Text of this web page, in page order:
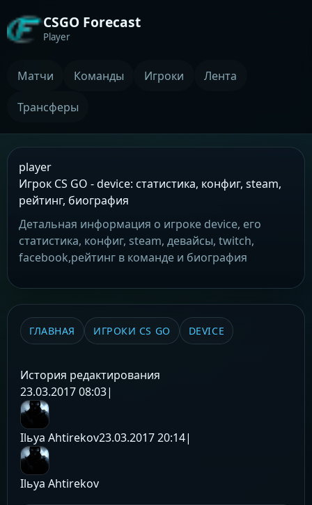
CSGO Forecast
Player
Матчи Команды Игроки Лента
Трансферы
player
Игрок CS GO - device: статистика, конфиг, steam,
рейтинг, биография
Детальная информация о игроке device, его
статистика, конфиг, steam, девайсы, twitch,
facebook,рейтинг в команде и биография
ГЛАВНАЯ ИГРОКИ CS GO DEVICE
История редактирования
23.03.2017 08:03|
Ilьya Ahtirekov23.03.2017 20:14|
Ilьya Ahtirekov